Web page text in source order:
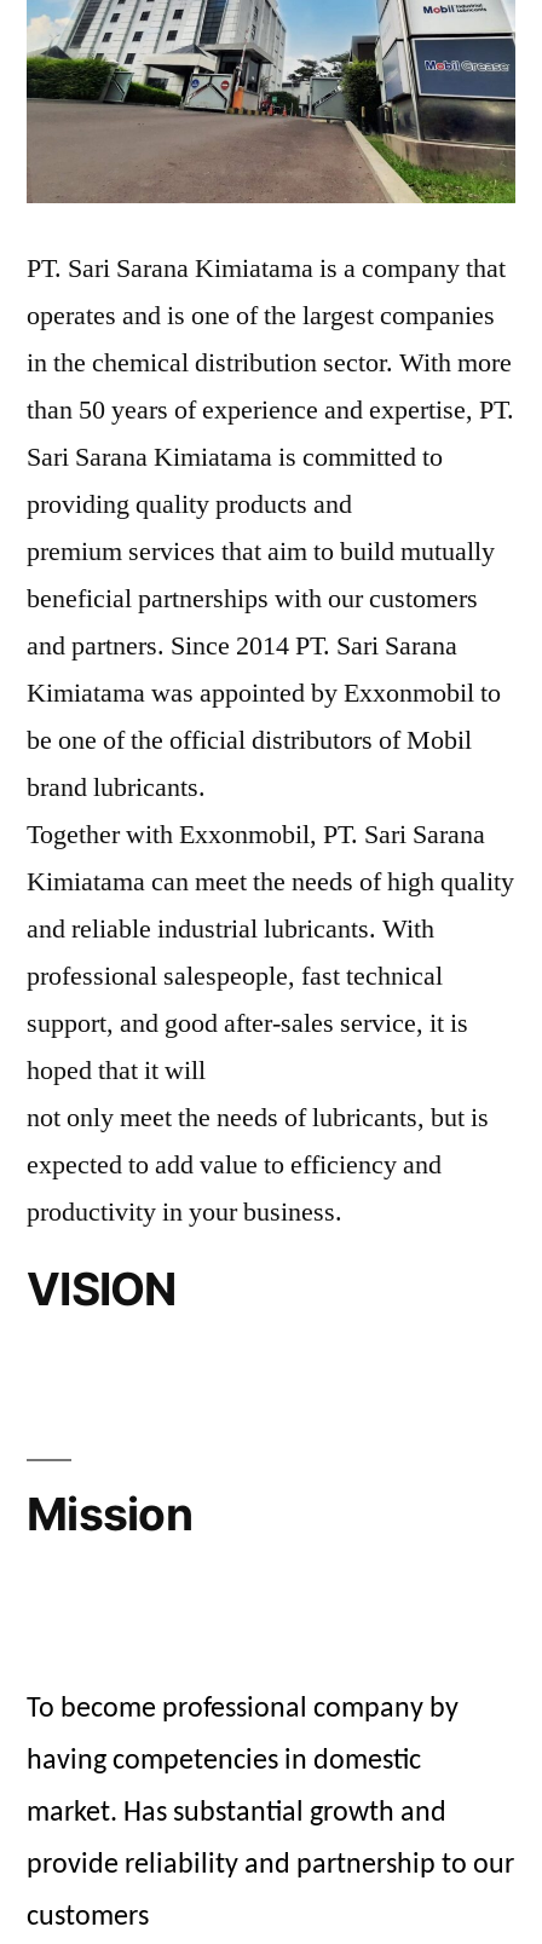
PT. Sari Sarana Kimiatama is a company that
operates and is one of the largest companies
in the chemical distribution sector. With more
than 50 years of experience and expertise, PT.
Sari Sarana Kimiatama is committed to
providing quality products and
premium services that aim to build mutually
beneficial partnerships with our customers
and partners. Since 2014 PT. Sari Sarana
Kimiatama was appointed by Exxonmobil to
be one of the official distributors of Mobil
brand lubricants.
Together with Exxonmobil, PT. Sari Sarana
Kimiatama can meet the needs of high quality
and reliable industrial lubricants. With
professional salespeople, fast technical
support, and good after-sales service, it is
hoped that it will
not only meet the needs of lubricants, but is
expected to add value to efficiency and
productivity in your business.
VISION
Mission
To become professional company by
having competencies in domestic
market. Has substantial growth and
provide reliability and partnership to our
customers